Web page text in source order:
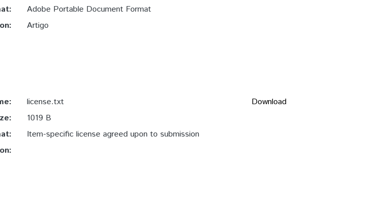
Adobe Portable Document Format
Artigo
license.txt
1019 B
Item-specific license agreed upon to submission
Download